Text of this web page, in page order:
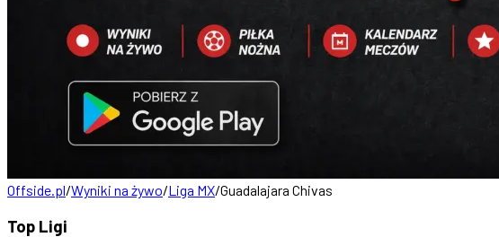
Offside.pl/Wyniki na żywo/Liga MX/Guadalajara Chivas
Top Ligi